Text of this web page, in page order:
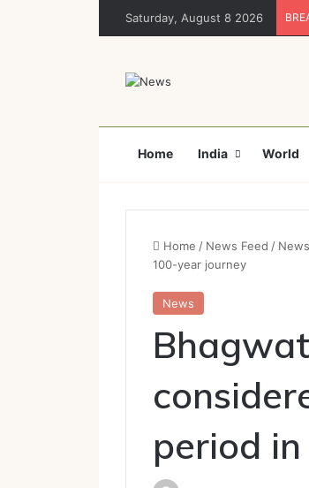
Saturday, August 8 2026
Home India World
Home / News Feed / News
100-year journey
News
period in